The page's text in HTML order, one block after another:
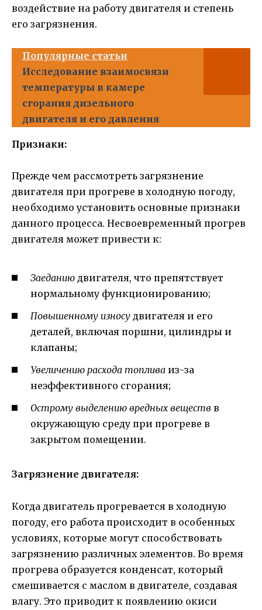
воздействие на работу двигателя и степень
его загрязнения.
Популярные статьи
Исследование взаимосвязи
температуры в камере
сгорания дизельного
двигателя и его давления
Признаки:
Прежде чем рассмотреть загрязнение
двигателя при прогреве в холодную погоду,
необходимо установить основные признаки
данного процесса. Несвоевременный прогрев
двигателя может привести к:
Заеданию двигателя, что препятствует
нормальному функционированию;
Повышенному износу двигателя и его
деталей, включая поршни, цилиндры и
клапаны;
Увеличению расхода топлива из-за
неэффективного сгорания;
Острому выделению вредных веществ в
окружающую среду при прогреве в
закрытом помещении.
Загрязнение двигателя:
Когда двигатель прогревается в холодную
погоду, его работа происходит в особенных
условиях, которые могут способствовать
загрязнению различных элементов. Во время
прогрева образуется конденсат, который
смешивается с маслом в двигателе, создавая
влагу. Это приводит к появлению окиси